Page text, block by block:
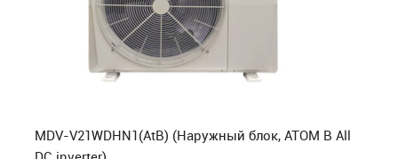
MDV-V21WDHN1(AtB) (Наружный блок, ATOM B All